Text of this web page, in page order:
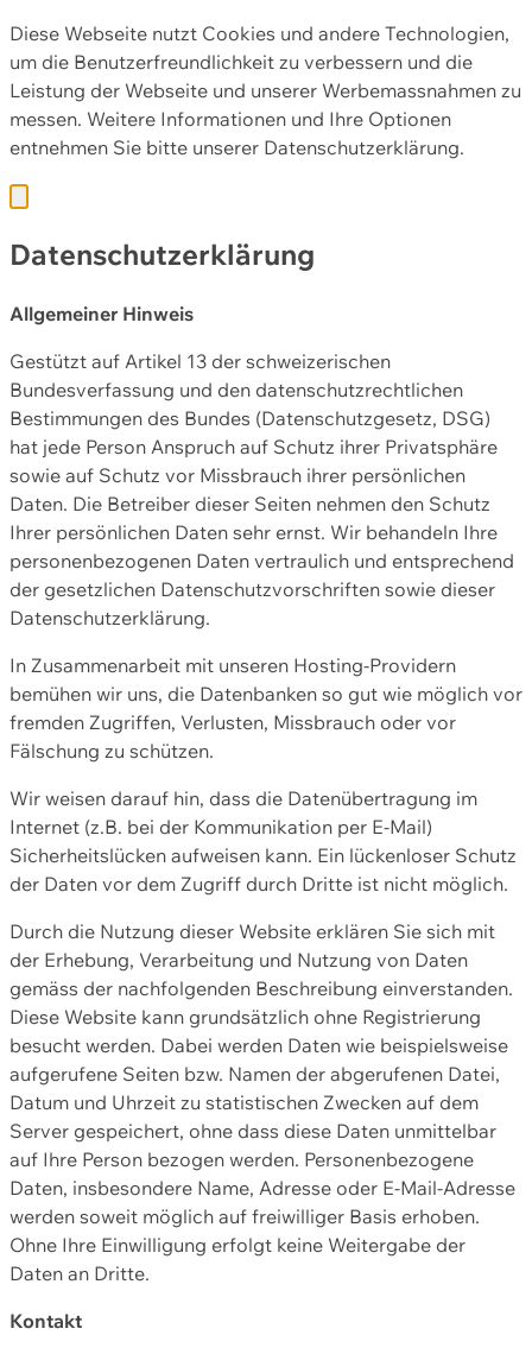
Diese Webseite nutzt Cookies und andere Technologien,
um die Benutzerfreundlichkeit zu verbessern und die
Leistung der Webseite und unserer Werbemassnahmen zu
messen. Weitere Informationen und Ihre Optionen
entnehmen Sie bitte unserer Datenschutzerklärung.
Datenschutzerklärung
Allgemeiner Hinweis
Gestützt auf Artikel 13 der schweizerischen
Bundesverfassung und den datenschutzrechtlichen
Bestimmungen des Bundes (Datenschutzgesetz, DSG)
hat jede Person Anspruch auf Schutz ihrer Privatsphäre
sowie auf Schutz vor Missbrauch ihrer persönlichen
Daten. Die Betreiber dieser Seiten nehmen den Schutz
Ihrer persönlichen Daten sehr ernst. Wir behandeln Ihre
personenbezogenen Daten vertraulich und entsprechend
der gesetzlichen Datenschutzvorschriften sowie dieser
Datenschutzerklärung.
In Zusammenarbeit mit unseren Hosting-Providern
bemühen wir uns, die Datenbanken so gut wie möglich vor
fremden Zugriffen, Verlusten, Missbrauch oder vor
Fälschung zu schützen.
Wir weisen darauf hin, dass die Datenübertragung im
Internet (z.B. bei der Kommunikation per E-Mail)
Sicherheitslücken aufweisen kann. Ein lückenloser Schutz
der Daten vor dem Zugriff durch Dritte ist nicht möglich.
Durch die Nutzung dieser Website erklären Sie sich mit
der Erhebung, Verarbeitung und Nutzung von Daten
gemäss der nachfolgenden Beschreibung einverstanden.
Diese Website kann grundsätzlich ohne Registrierung
besucht werden. Dabei werden Daten wie beispielsweise
aufgerufene Seiten bzw. Namen der abgerufenen Datei,
Datum und Uhrzeit zu statistischen Zwecken auf dem
Server gespeichert, ohne dass diese Daten unmittelbar
auf Ihre Person bezogen werden. Personenbezogene
Daten, insbesondere Name, Adresse oder E-Mail-Adresse
werden soweit möglich auf freiwilliger Basis erhoben.
Ohne Ihre Einwilligung erfolgt keine Weitergabe der
Daten an Dritte.
Kontakt